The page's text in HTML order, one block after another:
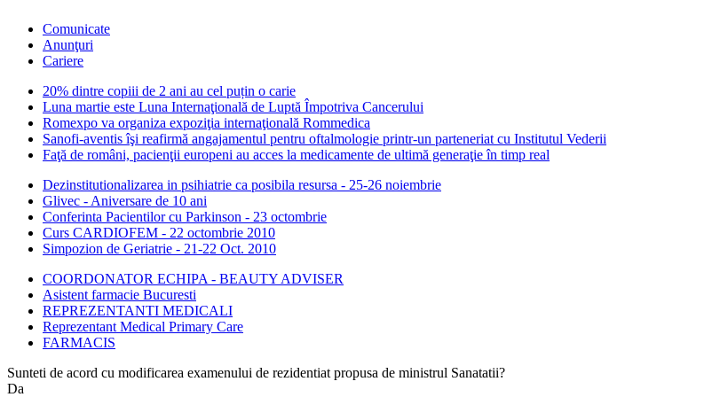
Comunicate
Anunţuri
Cariere
20% dintre copiii de 2 ani au cel puțin o carie
Luna martie este Luna Internaţională de Luptă Împotriva Cancerului
Romexpo va organiza expoziţia internaţională Rommedica
Sanofi-aventis îşi reafirmă angajamentul pentru oftalmologie printr-un parteneriat cu Institutul Vederii
Faţă de români, pacienţii europeni au acces la medicamente de ultimă generaţie în timp real
Dezinstitutionalizarea in psihiatrie ca posibila resursa - 25-26 noiembrie
Glivec - Aniversare de 10 ani
Conferinta Pacientilor cu Parkinson - 23 octombrie
Curs CARDIOFEM - 22 octombrie 2010
Simpozion de Geriatrie - 21-22 Oct. 2010
COORDONATOR ECHIPA - BEAUTY ADVISER
Asistent farmacie Bucuresti
REPREZENTANTI MEDICALI
Reprezentant Medical Primary Care
FARMACIS
Sunteti de acord cu modificarea examenului de rezidentiat propusa de ministrul Sanatatii?
Da